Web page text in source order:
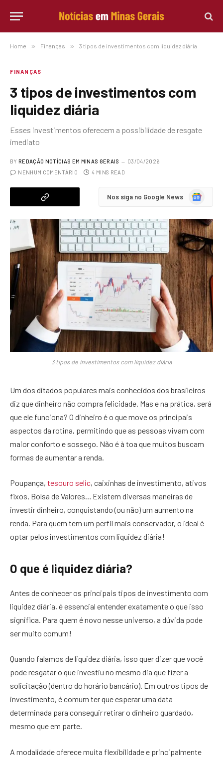
Home » Finanças » 3 tipos de investimentos com liquidez diária
FINANÇAS
3 tipos de investimentos com
liquidez diária
Esses investimentos oferecem a possibilidade de resgate
imediato
BY REDAÇÃO NOTÍCIAS EM MINAS GERAIS
03/04/2026
NENHUM COMENTÁRIO
4 MINS READ
Nos siga no Google News
Google
3 tipos de investimentos com liquidez diária
Um dos ditados populares mais conhecidos dos brasileiros
diz que dinheiro não compra felicidade. Mas e na prática, será
que ele funciona? O dinheiro é o que move os principais
aspectos da rotina, permitindo que as pessoas vivam com
maior conforto e sossego. Não é à toa que muitos buscam
formas de aumentar a renda.
Poupança, tesouro selic, caixinhas de investimento, ativos
fixos, Bolsa de Valores… Existem diversas maneiras de
investir dinheiro, conquistando (ou não) um aumento na
renda. Para quem tem um perfil mais conservador, o ideal é
optar pelos investimentos com liquidez diária!
O que é liquidez diária?
Antes de conhecer os principais tipos de investimento com
liquidez diária, é essencial entender exatamente o que isso
significa. Para quem é novo nesse universo, a dúvida pode
ser muito comum!
Quando falamos de liquidez diária, isso quer dizer que você
pode resgatar o que investiu no mesmo dia que fizer a
solicitação (dentro do horário bancário). Em outros tipos de
investimento, é comum ter que esperar uma data
determinada para conseguir retirar o dinheiro guardado,
mesmo que em parte.
A modalidade oferece muita flexibilidade e principalmente